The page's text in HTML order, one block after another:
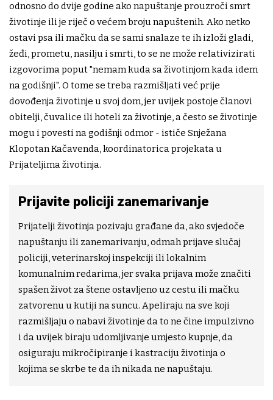
odnosno do dvije godine ako napuštanje prouzroči smrt
životinje ili je riječ o većem broju napuštenih. Ako netko
ostavi psa ili mačku da se sami snalaze te ih izloži gladi,
žeđi, prometu, nasilju i smrti, to se ne može relativizirati
izgovorima poput "nemam kuda sa životinjom kada idem
na godišnji". O tome se treba razmišljati već prije
dovođenja životinje u svoj dom, jer uvijek postoje članovi
obitelji, čuvalice ili hoteli za životinje, a često se životinje
mogu i povesti na godišnji odmor - ističe Snježana
Klopotan Kačavenda, koordinatorica projekata u
Prijateljima životinja.
Prijavite policiji zanemarivanje
Prijatelji životinja pozivaju građane da, ako svjedoče
napuštanju ili zanemarivanju, odmah prijave slučaj
policiji, veterinarskoj inspekciji ili lokalnim
komunalnim redarima, jer svaka prijava može značiti
spašen život za štene ostavljeno uz cestu ili mačku
zatvorenu u kutiji na suncu. Apeliraju na sve koji
razmišljaju o nabavi životinje da to ne čine impulzivno
i da uvijek biraju udomljivanje umjesto kupnje, da
osiguraju mikročipiranje i kastraciju životinja o
kojima se skrbe te da ih nikada ne napuštaju.